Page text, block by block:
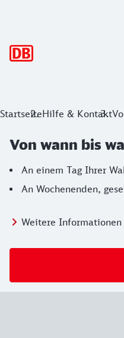
StartseiteHilfe & Kontakt
Von wann bis
An einem Tag Ihrer
An Wochenenden,
Weitere